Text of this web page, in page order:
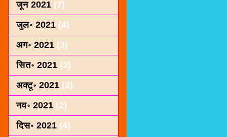
जून 2021 (7)
जुल॰ 2021 (4)
अग॰ 2021 (3)
सित॰ 2021 (3)
अक्टू॰ 2021 (2)
नव॰ 2021 (2)
दिस॰ 2021 (4)